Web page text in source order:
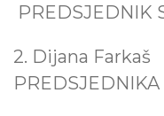
Zamjenik
predsjednika
sindikata
PREDSJEDNIK
2. Dijana